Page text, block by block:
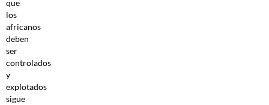
que
los
africanos
deben
ser
controlados
y
explotados
sigue